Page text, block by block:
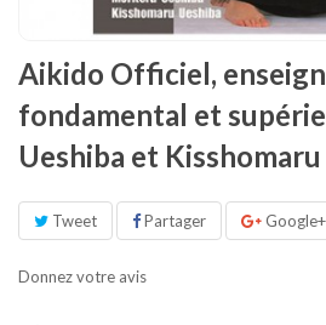
Aikido Officiel,
fondamental et
Ueshiba et
Tweet Partager Google+
Donnez votre avis